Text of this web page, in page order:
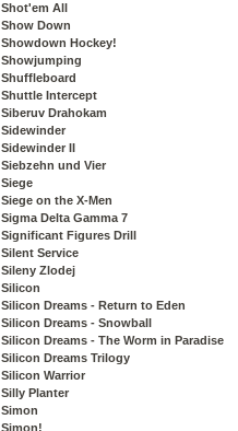
Shot'em All
Show Down
Showdown Hockey!
Showjumping
Shuffleboard
Shuttle Intercept
Siberuv Drahokam
Sidewinder
Sidewinder II
Siebzehn und Vier
Siege
Siege on the X-Men
Sigma Delta Gamma 7
Significant Figures Drill
Silent Service
Sileny Zlodej
Silicon
Silicon Dreams - Return to Eden
Silicon Dreams - Snowball
Silicon Dreams - The Worm in Paradise
Silicon Dreams Trilogy
Silicon Warrior
Silly Planter
Simon
Simon!